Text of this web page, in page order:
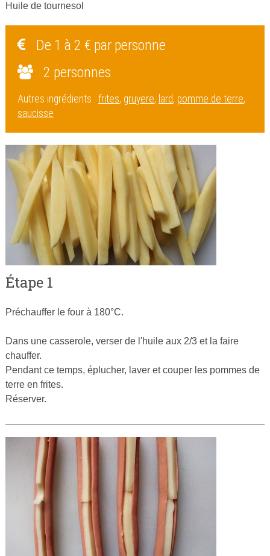
Huile de tournesol
De 1 à 2 € par personne
2 personnes
Autres ingrédients : frites, gruyere, lard, pomme de terre,
saucisse
Étape 1
Préchauffer le four à 180°C.
Dans une casserole, verser de l'huile aux 2/3 et la faire
chauffer.
Pendant ce temps, éplucher, laver et couper les pommes de
terre en frites.
Réserver.